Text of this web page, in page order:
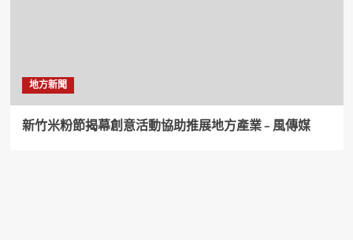
地方新聞
新竹米粉節揭幕創意活動協助推展地方產業 – 風傳媒